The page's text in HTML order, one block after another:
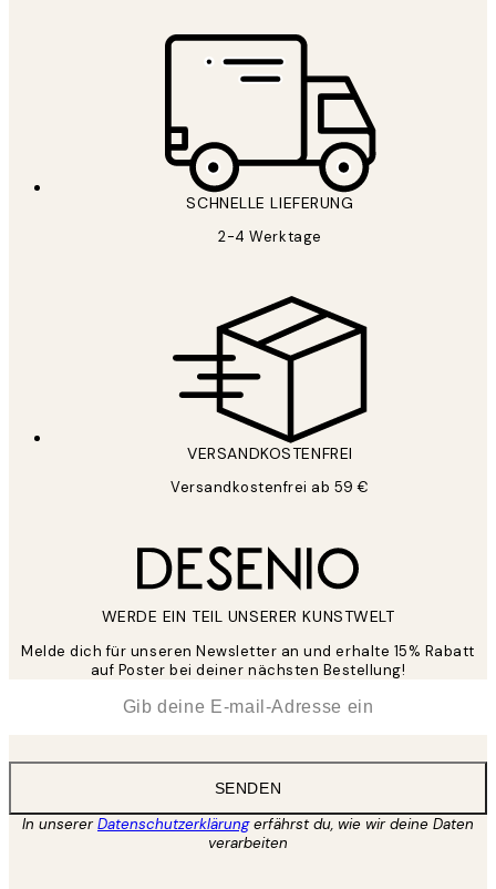
SCHNELLE LIEFERUNG
2-4 Werktage
VERSANDKOSTENFREI
Versandkostenfrei ab 59 €
WERDE EIN TEIL UNSERER KUNSTWELT
Melde dich für unseren Newsletter an und erhalte 15% Rabatt
auf Poster bei deiner nächsten Bestellung!
SENDEN
In unsererDatenschutzerklärungerfährst du, wie wir deine Daten
verarbeiten